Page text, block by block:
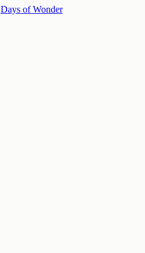
Days of Wonder